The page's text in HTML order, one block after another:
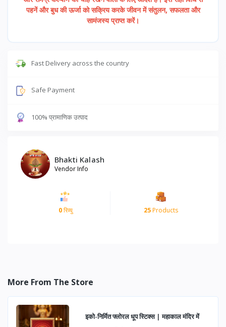
पहनें और बुध की ऊर्जा को सक्रिय करके जीवन में संतुलन, सफलता और
सामंजस्य प्राप्त करें।
Fast Delivery across the country
Safe Payment
100% प्रामाणिक उत्पाद
Bhakti Kalash
Vendor Info
0रिव्यु 25Products
More From The Store
इको-निर्मित फ्लोरल धूप स्टिक्स | महाकाल मंदिर में